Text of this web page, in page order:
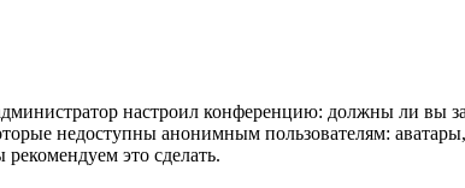
настроил конференцию: должны ли вы
недоступны анонимным пользователям:
это сделать.